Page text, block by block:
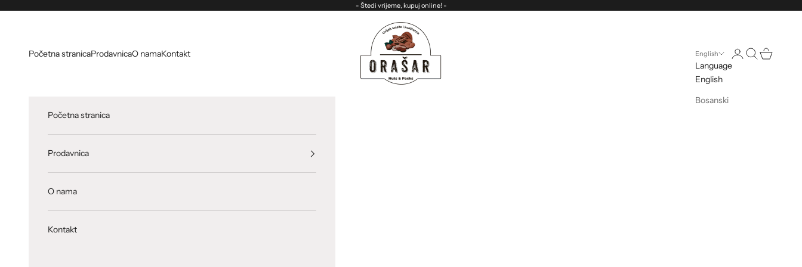
- Štedi vrijeme, kupuj online! -
ORASAR
Početna stranicaProdavnicaO namaKontakt English
Language
English
Bosanski
Open account page
Open search
Open cart
Početna stranica
Prodavnica
O nama
Kontakt